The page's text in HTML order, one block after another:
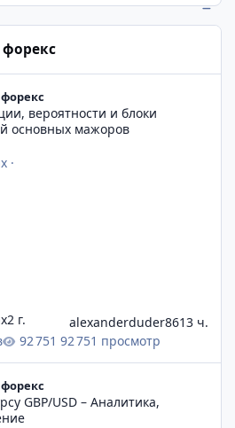
вероятности и блоки
основных мажоров
·
92 751 просмотр
2 г. alexanderduder8613 ч.
GBP/USD – Аналитика,